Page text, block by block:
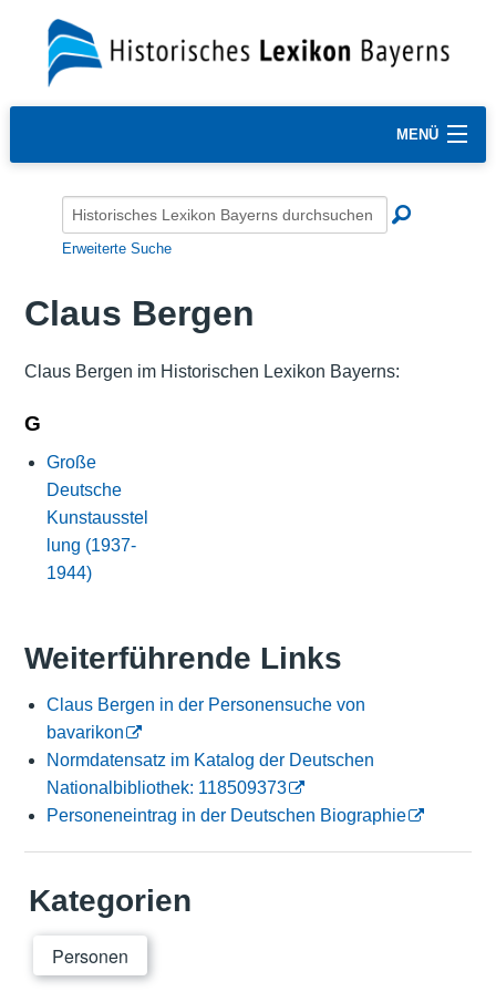
MENÜ
Erweiterte Suche
Claus Bergen
Claus Bergen im Historischen Lexikon Bayerns:
G
Große
Deutsche
Kunstausstel
lung (1937-
1944)
Weiterführende Links
Claus Bergen in der Personensuche von
bavarikon
Normdatensatz im Katalog der Deutschen
Nationalbibliothek: 118509373
Personeneintrag in der Deutschen Biographie
Kategorien
Personen